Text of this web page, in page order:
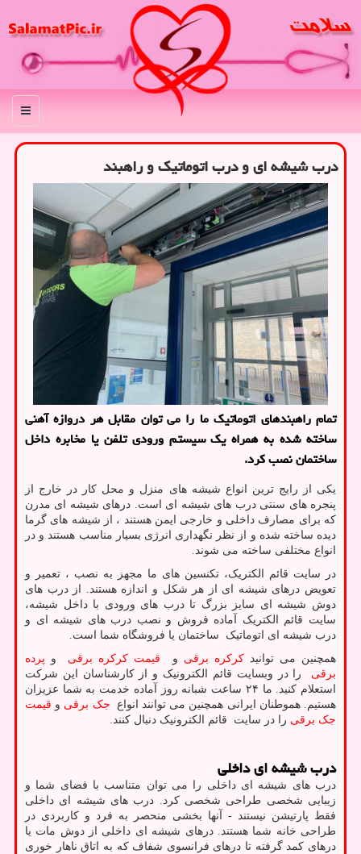
منو
درب شیشه ای و درب اتوماتیك و راهبند
تمام راهبندهای اتوماتیك ما را می توان مقابل هر دروازه آهنی
ساخته شده به همراه یك سیستم ورودی تلفن یا مخابره داخل
ساختمان نصب كرد.
یکی از رایج ترین انواع شیشه های منزل و محل کار در خارج از
پنجره های سنتی درب های شیشه ای است. درهای شیشه ای مدرن
که برای مصارف داخلی و خارجی ایمن هستند ، از شیشه های گرما
دیده ساخته شده و از نظر نگهداری انرژی بسیار مناسب هستند و در
انواع مختلفی ساخته می شوند.
در سایت قائم الکتریک، تکنسین های ما مجهز به نصب ، تعمیر و
تعویض درهای شیشه ای از هر شکل و اندازه هستند. از درب های
دوش شیشه ای سایز بزرگ تا درب های ورودی با داخل شیشه،
سایت قائم الکتریک آماده فروش و نصب درب های شیشه ای و
درب شیشه ای اتوماتیک ساختمان یا فروشگاه شما است.
همچنین می توانیدکرکره برقی و قیمت کرکره برقی و پرده
برقی را در وبسایت قائم الکترونیک و از کارشناسان این شرکت
استعلام کنید. ما ۲۴ ساعت شبانه روز آماده خدمت به شما عزیزان
هستیم. هموطنان ایرانی همچنین می توانند انواع جک برقی و قیمت
جک برقی را در سایت قائم الکترونیک دنبال کنند.
درب شیشه ای داخلی
درب های شیشه ای داخلی را می توان متناسب با فضای شما و
زیبایی شخصی طراحی شخصی کرد. درب های شیشه ای داخلی
فقط پارتیشن نیستند - آنها بخشی منحصر به فرد و کاربردی در
طراحی خانه شما هستند. درهای شیشه ای داخلی از دوش مات یا
درهای کمد گرفته تا درهای فرانسوی شفاف که به اتاق ناهار خوری